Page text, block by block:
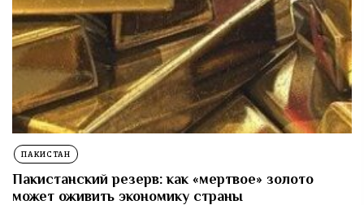
ПАКИСТАН
Пакистанский резерв: как «мертвое» золото
может оживить экономику страны